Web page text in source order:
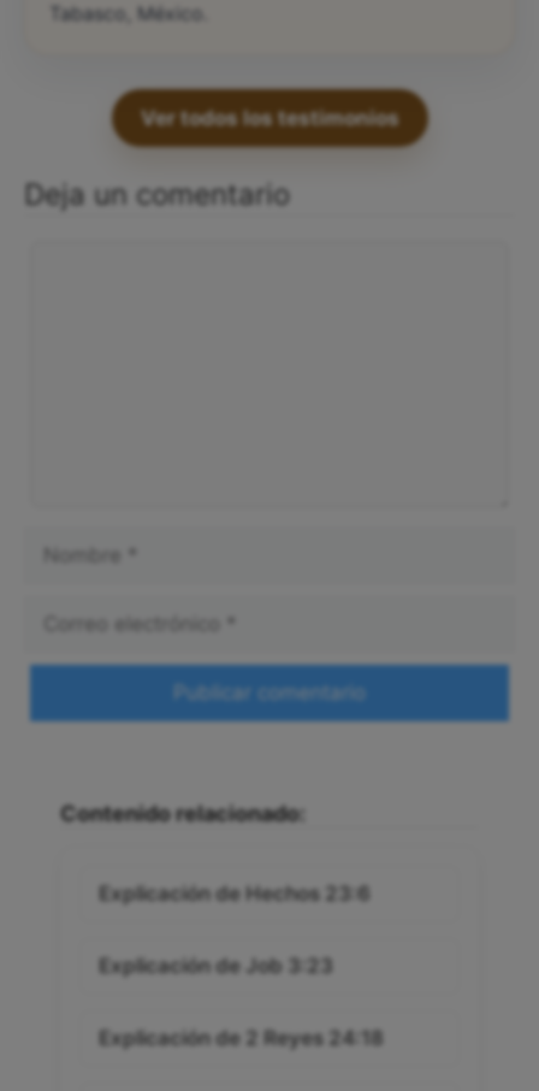
Tabasco, México.
Ver todos los testimonios
Deja un comentario
Contenido relacionado:
Explicación de Hechos 23:6
Explicación de Job 3:23
Explicación de 2 Reyes 24:18